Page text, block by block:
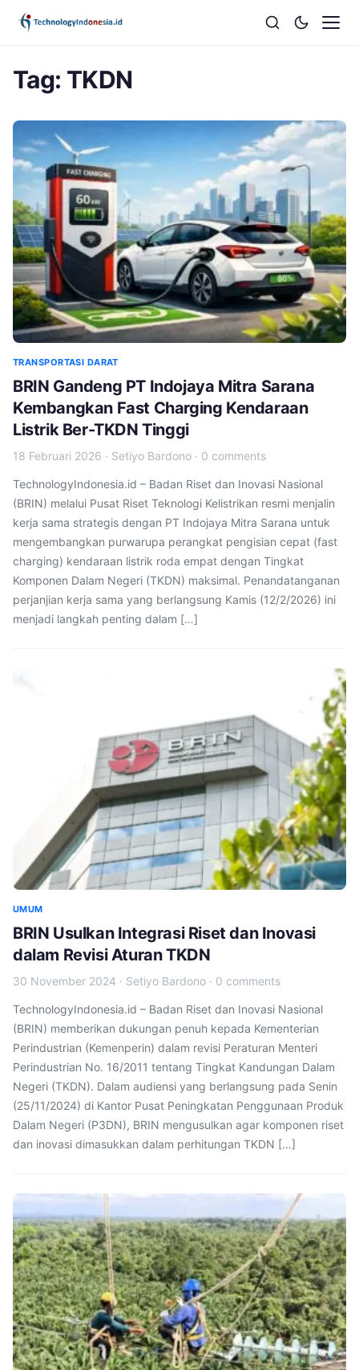
Tag: TKDN
TRANSPORTASI DARAT
BRIN Gandeng PT Indojaya Mitra Sarana
Kembangkan Fast Charging Kendaraan
Listrik Ber-TKDN Tinggi
18 Februari 2026 · Setiyo Bardono · 0 comments
TechnologyIndonesia.id – Badan Riset dan Inovasi Nasional
(BRIN) melalui Pusat Riset Teknologi Kelistrikan resmi menjalin
kerja sama strategis dengan PT Indojaya Mitra Sarana untuk
mengembangkan purwarupa perangkat pengisian cepat (fast
charging) kendaraan listrik roda empat dengan Tingkat
Komponen Dalam Negeri (TKDN) maksimal. Penandatanganan
perjanjian kerja sama yang berlangsung Kamis (12/2/2026) ini
menjadi langkah penting dalam […]
UMUM
BRIN Usulkan Integrasi Riset dan Inovasi
dalam Revisi Aturan TKDN
30 November 2024 · Setiyo Bardono · 0 comments
TechnologyIndonesia.id – Badan Riset dan Inovasi Nasional
(BRIN) memberikan dukungan penuh kepada Kementerian
Perindustrian (Kemenperin) dalam revisi Peraturan Menteri
Perindustrian No. 16/2011 tentang Tingkat Kandungan Dalam
Negeri (TKDN). Dalam audiensi yang berlangsung pada Senin
(25/11/2024) di Kantor Pusat Peningkatan Penggunaan Produk
Dalam Negeri (P3DN), BRIN mengusulkan agar komponen riset
dan inovasi dimasukkan dalam perhitungan TKDN […]